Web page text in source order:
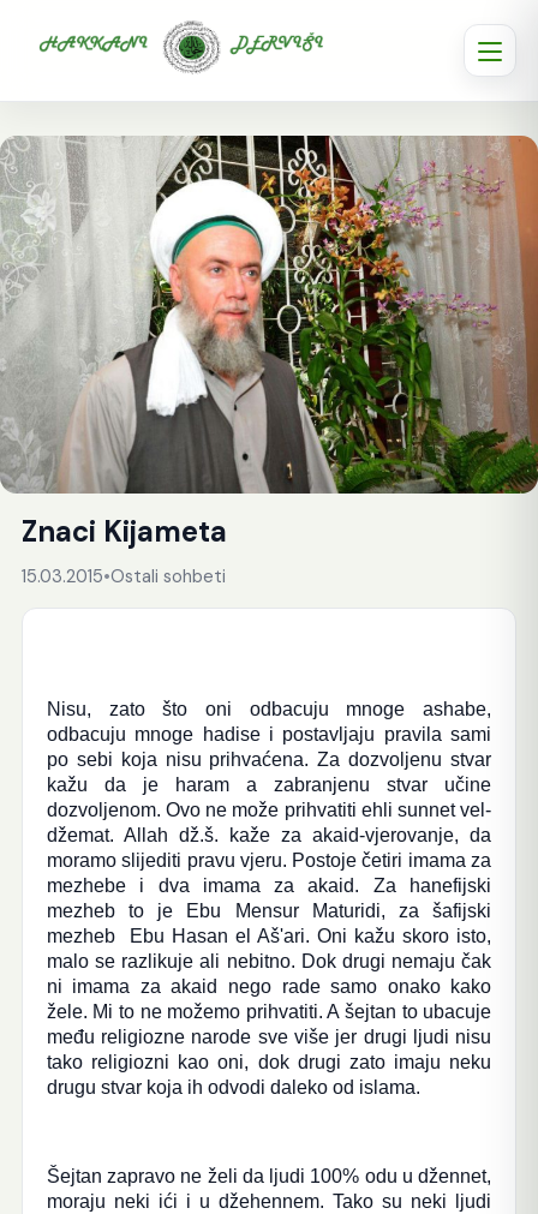
Znaci Kijameta
15.03.2015•Ostali sohbeti
Nisu, zato što oni odbacuju mnoge ashabe,
odbacuju mnoge hadise i postavljaju pravila sami
po sebi koja nisu prihvaćena. Za dozvoljenu stvar
kažu da je haram a zabranjenu stvar učine
dozvoljenom. Ovo ne može prihvatiti ehli sunnet vel-
džemat. Allah dž.š. kaže za akaid-vjerovanje, da
moramo slijediti pravu vjeru. Postoje četiri imama za
mezhebe i dva imama za akaid. Za hanefijski
mezheb to je Ebu Mensur Maturidi, za šafijski
mezheb Ebu Hasan el Aš'ari. Oni kažu skoro isto,
malo se razlikuje ali nebitno. Dok drugi nemaju čak
ni imama za akaid nego rade samo onako kako
žele. Mi to ne možemo prihvatiti. A šejtan to ubacuje
među religiozne narode sve više jer drugi ljudi nisu
tako religiozni kao oni, dok drugi zato imaju neku
drugu stvar koja ih odvodi daleko od islama.
Šejtan zapravo ne želi da ljudi 100% odu u džennet,
moraju neki ići i u džehennem. Tako su neki ljudi